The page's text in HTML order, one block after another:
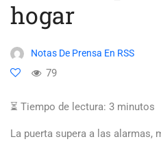
hogar
Notas De Prensa En RSS
79
⏳ Tiempo de lectura: 3 minutos
La puerta supera a las alarmas,